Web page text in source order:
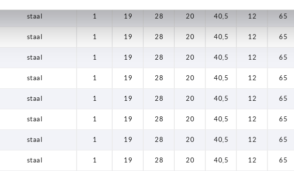
staal 1 19 28 20 40,5 12 65
staal 1 19 28 20 40,5 12 65
staal 1 19 28 20 40,5 12 65
staal 1 19 28 20 40,5 12 65
staal 1 19 28 20 40,5 12 65
staal 1 19 28 20 40,5 12 65
staal 1 19 28 20 40,5 12 65
staal 1 19 28 20 40,5 12 65